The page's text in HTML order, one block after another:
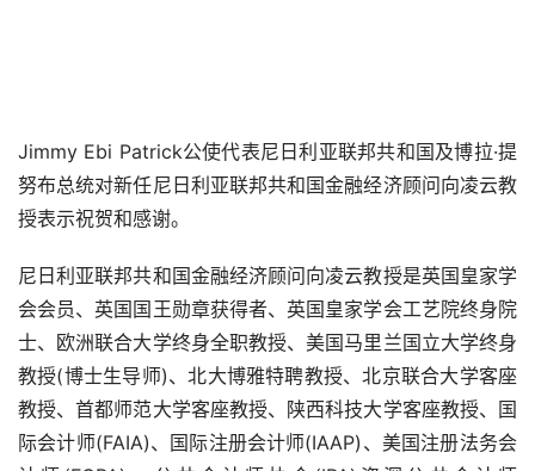
Jimmy Ebi Patrick公使代表尼日利亚联邦共和国及博拉·提
努布总统对新任尼日利亚联邦共和国金融经济顾问向凌云教
授表示祝贺和感谢。
尼日利亚联邦共和国金融经济顾问向凌云教授是英国皇家学
会会员、英国国王勋章获得者、英国皇家学会工艺院终身院
士、欧洲联合大学终身全职教授、美国马里兰国立大学终身
教授(博士生导师)、北大博雅特聘教授、北京联合大学客座
教授、首都师范大学客座教授、陕西科技大学客座教授、国
际会计师(FAIA)、国际注册会计师(IAAP)、美国注册法务会